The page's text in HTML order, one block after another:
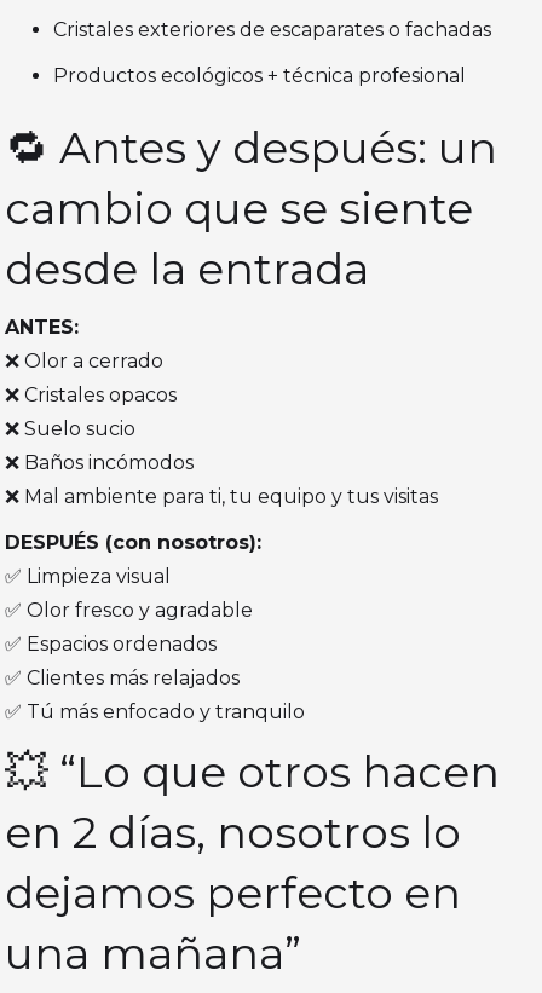
Cristales exteriores de escaparates o fachadas
Productos ecológicos + técnica profesional
🔁 Antes y después: un
cambio que se siente
desde la entrada
ANTES:
❌ Olor a cerrado
❌ Cristales opacos
❌ Suelo sucio
❌ Baños incómodos
❌ Mal ambiente para ti, tu equipo y tus visitas
DESPUÉS (con nosotros):
✅ Limpieza visual
✅ Olor fresco y agradable
✅ Espacios ordenados
✅ Clientes más relajados
✅ Tú más enfocado y tranquilo
💥 “Lo que otros hacen
en 2 días, nosotros lo
dejamos perfecto en
una mañana”